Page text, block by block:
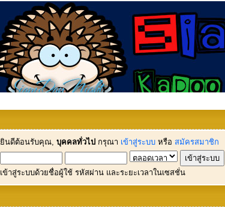
ยินดีต้อนรับคุณ, บุคคลทั่วไป กรุณา เข้าสู่ระบบ หรือ สมัครสมาชิก
เข้าสู่ระบบด้วยชื่อผู้ใช้ รหัสผ่าน และระยะเวลาในเซสชั่น